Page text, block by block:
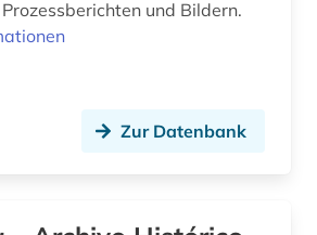
einsprachiges wörterbuch (1)
elektronische ressource (1)
und Bildern.
Zur Datenbank